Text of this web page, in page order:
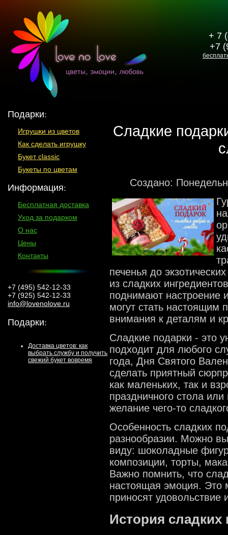
+ 7
+7
Подарки:
Игрушки из цветов
Как сделать игрушку
Букет classic
Букеты по цветам
Информация:
Бесплатная доставка
Уход за подарком
О нас
Цены
Контакты
+7 (495) 542-12-33
+7 (925) 542-12-33
info@lovenolove.ru
Подарки:
Доставка цветов: как
выбрать службу и получить
свежий букет вовремя
Сладкие
Создано:
печенья до
из сладких
поднимают настроение
могут стать настоящим
внимания к деталям и
Сладкие подарки - это
подходит для любого
года, Дня Святого
сделать приятный
как маленьких, так и
праздничного стола
желание чего-то
Особенность сладких
разнообразии. Можно
виду: шоколадные
композиции, торты,
Важно помнить, что
настоящая эмоция. Это
приносят удовольствие
История сладких